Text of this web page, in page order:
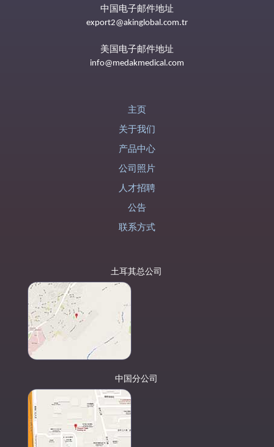
中国电子邮件地址
export2@akinglobal.com.tr
美国电子邮件地址
info@medakmedical.com
主页
关于我们
产品中心
公司照片
人才招聘
公告
联系方式
土耳其总公司
中国分公司